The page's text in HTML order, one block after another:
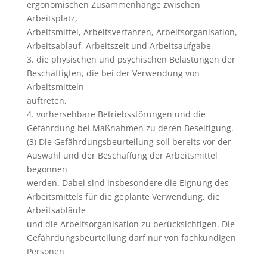
ergonomischen Zusammenhänge zwischen
Arbeitsplatz,
Arbeitsmittel, Arbeitsverfahren, Arbeitsorganisation,
Arbeitsablauf, Arbeitszeit und Arbeitsaufgabe,
3. die physischen und psychischen Belastungen der
Beschäftigten, die bei der Verwendung von
Arbeitsmitteln
auftreten,
4. vorhersehbare Betriebsstörungen und die
Gefährdung bei Maßnahmen zu deren Beseitigung.
(3) Die Gefährdungsbeurteilung soll bereits vor der
Auswahl und der Beschaffung der Arbeitsmittel
begonnen
werden. Dabei sind insbesondere die Eignung des
Arbeitsmittels für die geplante Verwendung, die
Arbeitsabläufe
und die Arbeitsorganisation zu berücksichtigen. Die
Gefährdungsbeurteilung darf nur von fachkundigen
Personen